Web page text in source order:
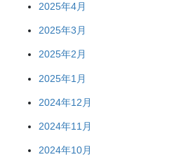
2025年4月
2025年3月
2025年2月
2025年1月
2024年12月
2024年11月
2024年10月